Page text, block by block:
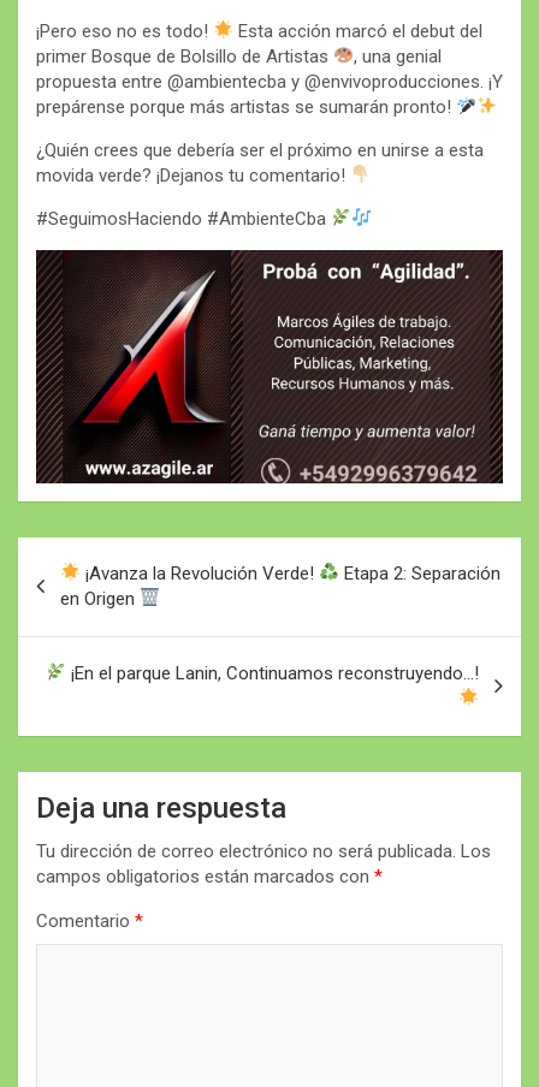
¡Pero eso no es todo!
Esta acción marcó el debut del
primer Bosque de Bolsillo de Artistas
, una genial
propuesta entre @ambientecba y @envivoproducciones. ¡Y
prepárense porque más artistas se sumarán pronto!
¿Quién crees que debería ser el próximo en unirse a esta
movida verde? ¡Dejanos tu comentario!
#SeguimosHaciendo #AmbienteCba
Navegación
de
entradas
¡Avanza la Revolución Verde!
Etapa 2: Separación
en Origen
¡En el parque Lanin, Continuamos reconstruyendo…!
Deja una respuesta
Tu dirección de correo electrónico no será publicada. Los
campos obligatorios están marcados con *
Comentario *